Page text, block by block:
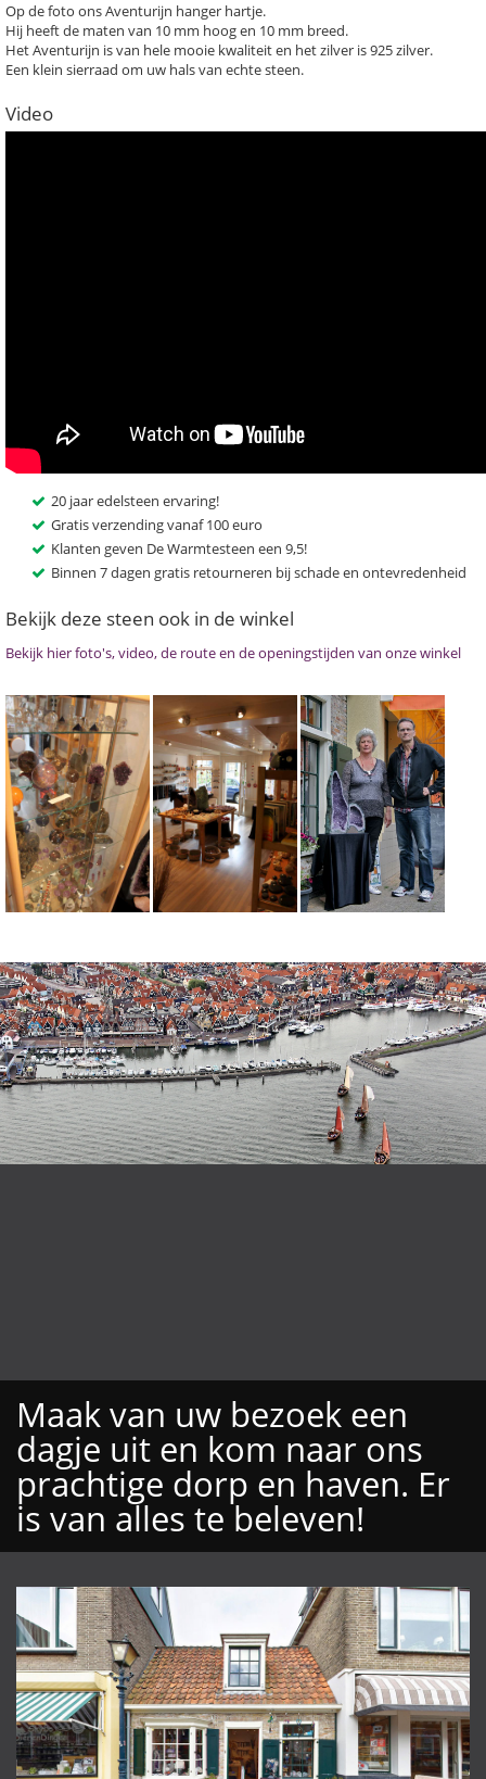
Op de foto ons Aventurijn hanger hartje.
Hij heeft de maten van 10 mm hoog en 10 mm breed.
Het Aventurijn is van hele mooie kwaliteit en het zilver is 925 zilver.
Een klein sierraad om uw hals van echte steen.
Video
20 jaar edelsteen ervaring!
Gratis verzending vanaf 100 euro
Klanten geven De Warmtesteen een 9,5!
Binnen 7 dagen gratis retourneren bij schade en ontevredenheid
Bekijk deze steen ook in de winkel
Bekijk hier foto's, video, de route en de openingstijden van onze winkel
Maak van uw bezoek een
dagje uit en kom naar ons
prachtige dorp en haven. Er
is van alles te beleven!